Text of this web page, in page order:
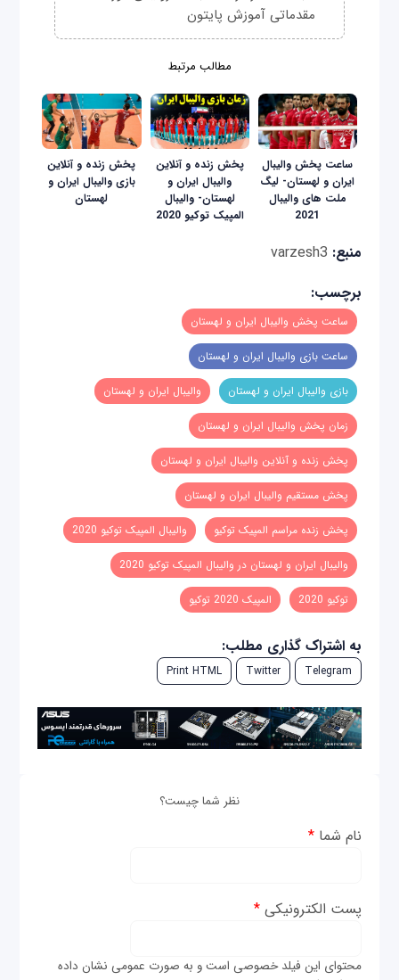
مقدماتی آموزش پایتون
مطالب مرتبط
ساعت پخش والیبال
ایران و لهستان- لیگ
ملت های والیبال
2021
پخش زنده و آنلاین
والیبال ایران و
لهستان- والیبال
المپیک توکیو 2020
پخش زنده و آنلاین
بازی‌ والیبال ایران و
لهستان
منبع: varzesh3
برچسب:
ساعت پخش والیبال ایران و لهستان
ساعت بازی والیبال ایران و لهستان
بازی والیبال ایران و لهستان والیبال ایران و لهستان
زمان پخش والیبال ایران و لهستان
پخش زنده و آنلاین والیبال ایران و لهستان
پخش مستقیم والیبال ایران و لهستان
پخش زنده مراسم المپیک توکیو والیبال المپیک توکیو 2020
والیبال ایران و لهستان در والیبال المپیک توکیو 2020
توکیو 2020 المپیک 2020 توکیو
به اشتراک گذاری مطلب:
Telegram
Twitter
Print HTML
نظر شما چیست؟
نام شما*
پست الکترونیکی*
محتوای این فیلد خصوصی است و به صورت عمومی نشان داده